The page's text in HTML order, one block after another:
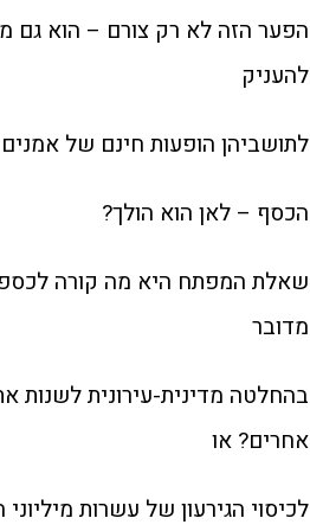
הפער הזה לא רק צורם – הוא
להעניק
לתושביהן הופעות חינם של
הכסף – לאן הוא הולך?
שאלת המפתח היא מה קורה
מדובר
בהחלטה מדינית-עירונית לשנות
אחרים? או
לכיסוי הגירעון של עשרות